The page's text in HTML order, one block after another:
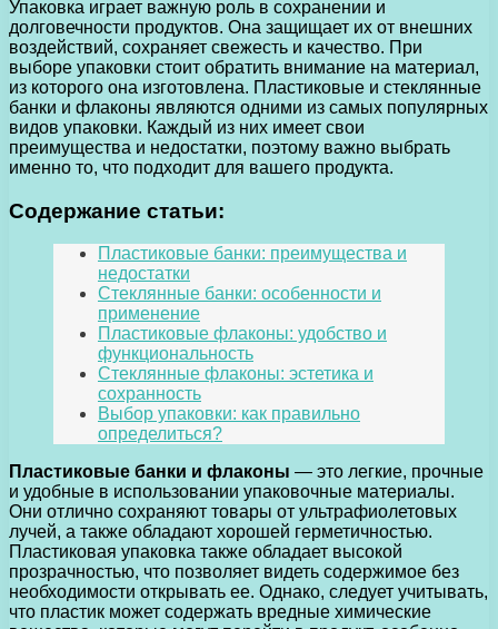
Упаковка играет важную роль в сохранении и
долговечности продуктов. Она защищает их от внешних
воздействий, сохраняет свежесть и качество. При
выборе упаковки стоит обратить внимание на материал,
из которого она изготовлена. Пластиковые и стеклянные
банки и флаконы являются одними из самых популярных
видов упаковки. Каждый из них имеет свои
преимущества и недостатки, поэтому важно выбрать
именно то, что подходит для вашего продукта.
Содержание статьи:
Пластиковые банки: преимущества и
недостатки
Стеклянные банки: особенности и
применение
Пластиковые флаконы: удобство и
функциональность
Стеклянные флаконы: эстетика и
сохранность
Выбор упаковки: как правильно
определиться?
Пластиковые банки и флаконы — это легкие, прочные
и удобные в использовании упаковочные материалы.
Они отлично сохраняют товары от ультрафиолетовых
лучей, а также обладают хорошей герметичностью.
Пластиковая упаковка также обладает высокой
прозрачностью, что позволяет видеть содержимое без
необходимости открывать ее. Однако, следует учитывать,
что пластик может содержать вредные химические